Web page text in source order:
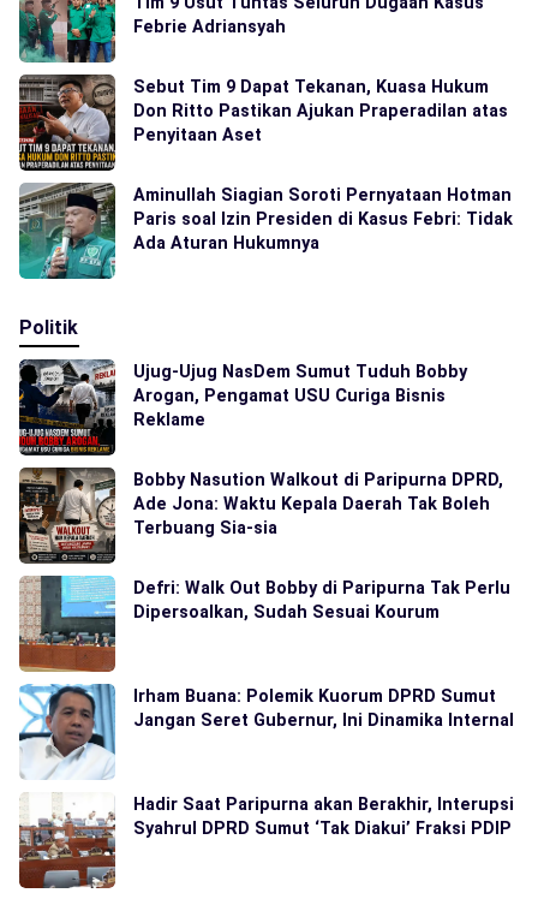
Febrie Adriansyah
Sebut Tim 9 Dapat Tekanan, Kuasa Hukum
Don Ritto Pastikan Ajukan Praperadilan atas
Penyitaan Aset
Aminullah Siagian Soroti Pernyataan Hotman
Paris soal Izin Presiden di Kasus Febri: Tidak
Ada Aturan Hukumnya
Politik
Ujug-Ujug NasDem Sumut Tuduh Bobby
Arogan, Pengamat USU Curiga Bisnis
Reklame
Bobby Nasution Walkout di Paripurna DPRD,
Ade Jona: Waktu Kepala Daerah Tak Boleh
Terbuang Sia-sia
Defri: Walk Out Bobby di Paripurna Tak Perlu
Dipersoalkan, Sudah Sesuai Kourum
Irham Buana: Polemik Kuorum DPRD Sumut
Jangan Seret Gubernur, Ini Dinamika Internal
Hadir Saat Paripurna akan Berakhir, Interupsi
Syahrul DPRD Sumut ‘Tak Diakui’ Fraksi PDIP